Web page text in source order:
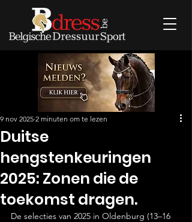
Duitse
hengstenkeuringen
2025: Zonen die de
toekomst dragen.
9 nov 2025 2 minuten om te lezen
De selecties van 2025 in Oldenburg (13–16